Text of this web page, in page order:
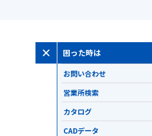
困った時は
お問い合わせ
営業所検索
カタログ
CADデータ